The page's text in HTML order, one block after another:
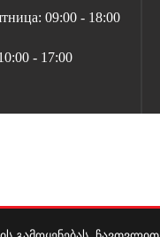
09:00 - 18:00
- 17:00